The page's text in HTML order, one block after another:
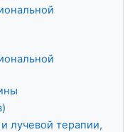
лучевой терапии,